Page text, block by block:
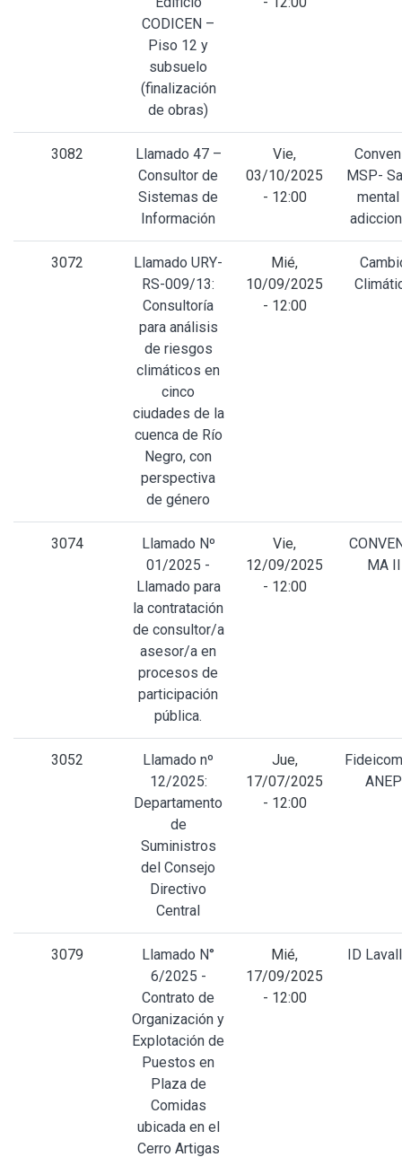
CODICEN –
Piso 12 y
subsuelo
(finalización
de obras)
3082
Llamado 47 –
Consultor de
Sistemas de
Información
Vie,
03/10/2025
- 12:00
MSP-
mental
3072
Llamado URY-
RS-009/13:
Consultoría
para análisis
de riesgos
climáticos en
cinco
ciudades de la
cuenca de Río
Negro, con
perspectiva
de género
Mié,
10/09/2025
- 12:00
3074
Llamado Nº
01/2025 -
Llamado para
la contratación
de consultor/a
asesor/a en
procesos de
participación
pública.
Vie,
12/09/2025
- 12:00
MA II
3052
Llamado nº
12/2025:
Departamento
de
Suministros
del Consejo
Directivo
Central
Jue,
17/07/2025
- 12:00
ANEP
3079
Llamado N°
6/2025 -
Contrato de
Organización y
Explotación de
Puestos en
Plaza de
Comidas
ubicada en el
Cerro Artigas
Mié,
17/09/2025
- 12:00
ID